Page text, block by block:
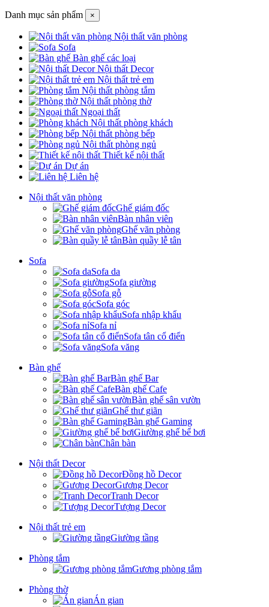
Danh mục sản phẩm ×
Nội thất văn phòng
Sofa
Bàn ghế các loại
Nội thất Decor
Nội thất trẻ em
Nội thất phòng tắm
Nội thất phòng thờ
Ngoại thất
Nội thất phòng khách
Nội thất phòng bếp
Nội thất phòng ngủ
Thiết kế nội thất
Dự án
Liên hệ
Nội thất văn phòng
Ghế giám đốc
Bàn nhân viên
Ghế văn phòng
Bàn quầy lễ tân
Sofa
Sofa da
Sofa giường
Sofa gỗ
Sofa góc
Sofa nhập khẩu
Sofa nỉ
Sofa tân cổ điển
Sofa văng
Bàn ghế
Bàn ghế Bar
Bàn ghế Cafe
Bàn ghế sân vườn
Ghế thư giãn
Bàn ghế Gaming
Giường ghế bể bơi
Chân bàn
Nội thất Decor
Đồng hồ Decor
Gương Decor
Tranh Decor
Tượng Decor
Nội thất trẻ em
Giường tầng
Phòng tắm
Gương phòng tắm
Phòng thờ
Án gian